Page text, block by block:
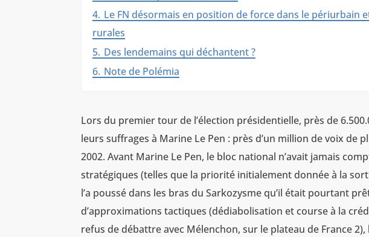
4. Le FN désormais en position de force dans le périurbain
rurales
5. Des lendemains qui déchantent ?
6. Note de Polémia
Lors du premier tour de l’élection présidentielle, près de
leurs suffrages à Marine Le Pen : près d’un million de voix de
2002. Avant Marine Le Pen, le bloc national n’avait jamais
stratégiques (telles que la priorité initialement donnée à la
l’a poussé dans les bras du Sarkozysme qu’il était pourtant
d’approximations tactiques (dédiabolisation et course à la
refus de débattre avec Mélenchon, sur le plateau de France